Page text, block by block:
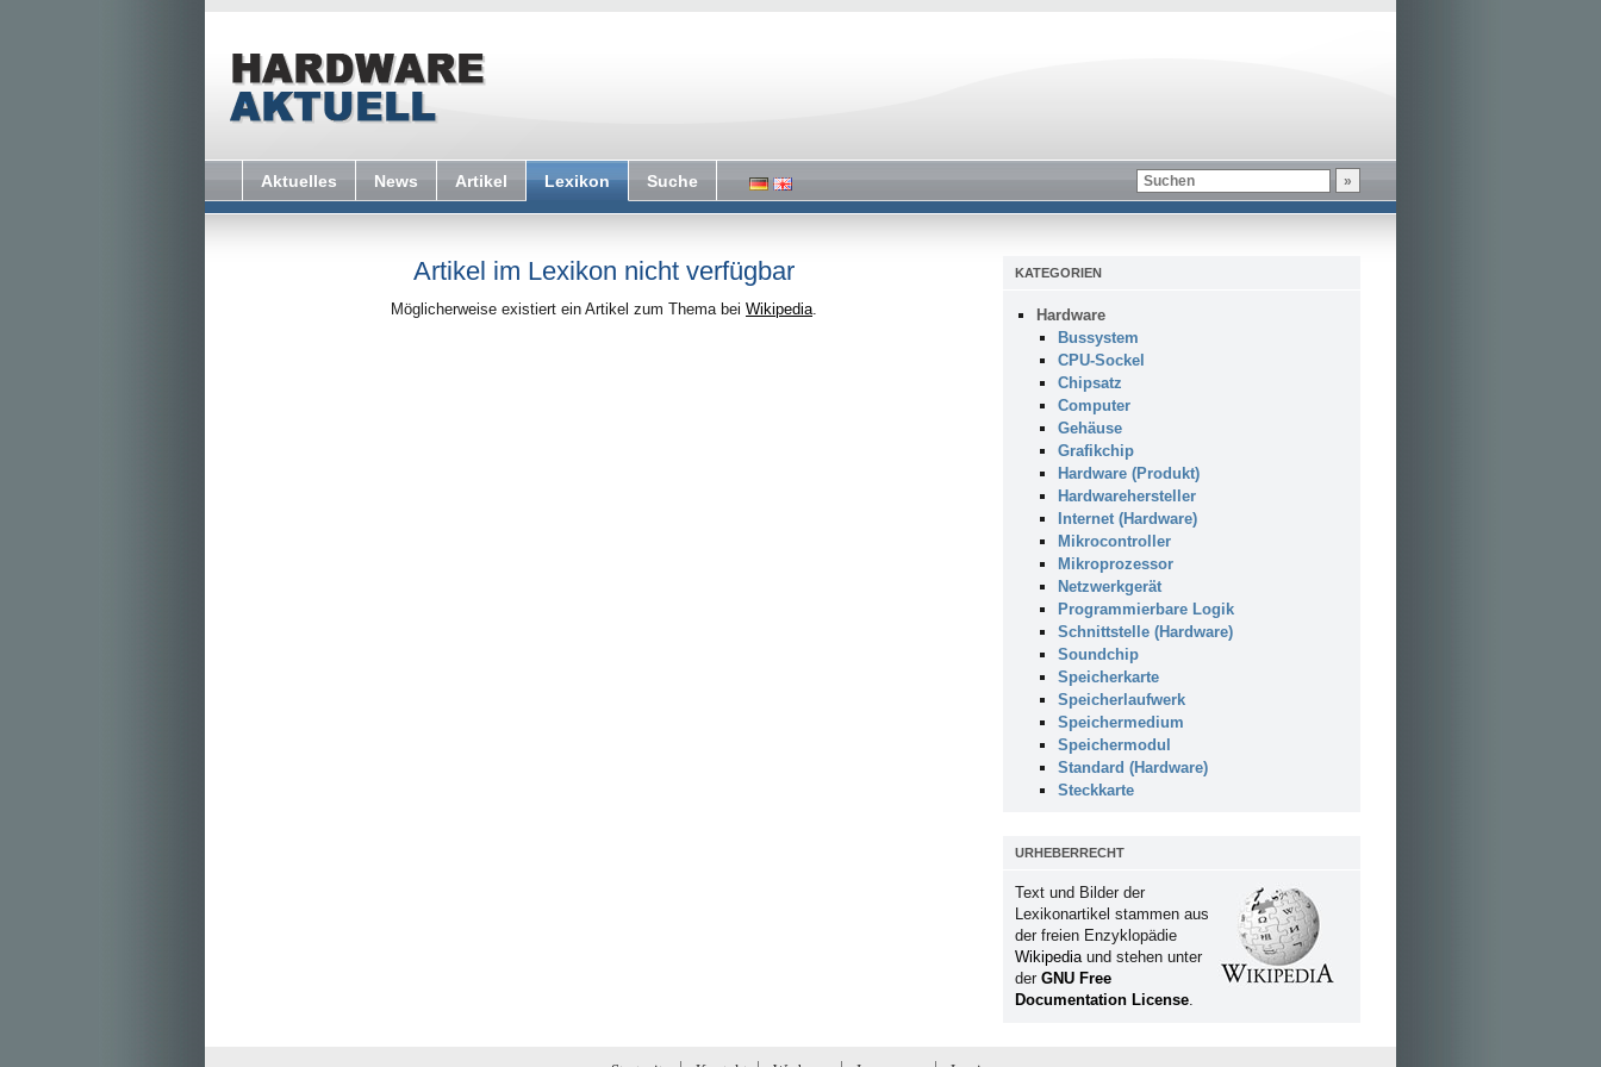
Aktuelles News Artikel Lexikon Suche
Artikel im Lexikon nicht verfügbar
Möglicherweise existiert ein Artikel zum Thema bei Wikipedia.
KATEGORIEN
Hardware
Bussystem
CPU-Sockel
Chipsatz
Computer
Gehäuse
Grafikchip
Hardware (Produkt)
Hardwarehersteller
Internet (Hardware)
Mikrocontroller
Mikroprozessor
Netzwerkgerät
Programmierbare Logik
Schnittstelle (Hardware)
Soundchip
Speicherkarte
Speicherlaufwerk
Speichermedium
Speichermodul
Standard (Hardware)
Steckkarte
URHEBERRECHT
Text und Bilder der
Lexikonartikel stammen aus
der freien Enzyklopädie
Wikipediaund stehen unter
der GNU Free
Documentation License.